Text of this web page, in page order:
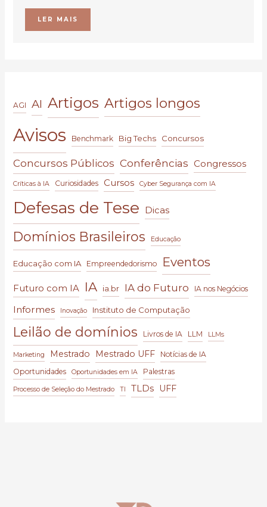
LER MAIS
AGI AI Artigos Artigos longos
Avisos Benchmark Big Techs Concursos
Concursos Públicos Conferências Congressos
Críticas à IA Curiosidades Cursos Cyber Segurança com IA
Defesas de Tese Dicas
Domínios Brasileiros Educação
Educação com IA Empreendedorismo Eventos
Futuro com IA IA ia.br IA do Futuro IA nos Negócios
Informes Inovação Instituto de Computação
Leilão de domínios Livros de IA LLM LLMs
Marketing Mestrado Mestrado UFF
Notícias de IA
Oportunidades
Oportunidades em IA Palestras
Processo de Seleção do Mestrado TI TLDs UFF